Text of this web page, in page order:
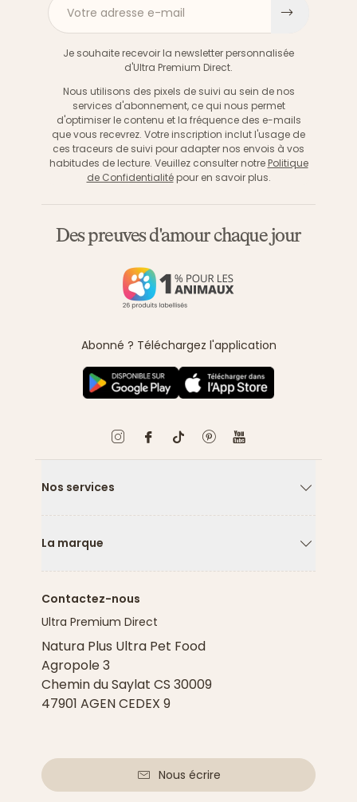
Votre adresse e-mail
Je souhaite recevoir la newsletter personnalisée
d'Ultra Premium Direct.
Nous utilisons des pixels de suivi au sein de nos
services d'abonnement, ce qui nous permet
d'optimiser le contenu et la fréquence des e-mails
que vous recevrez. Votre inscription inclut l'usage de
ces traceurs de suivi pour adapter nos envois à vos
habitudes de lecture. Veuillez consulter notre Politique
de Confidentialitépour en savoir plus.
Des preuves d'amour chaque jour
Abonné ? Téléchargez l'application
Nos services
La marque
Contactez-nous
Ultra Premium Direct
Natura Plus Ultra Pet Food
Agropole 3
Chemin du Saylat CS 30009
47901 AGEN CEDEX 9
Nous écrire